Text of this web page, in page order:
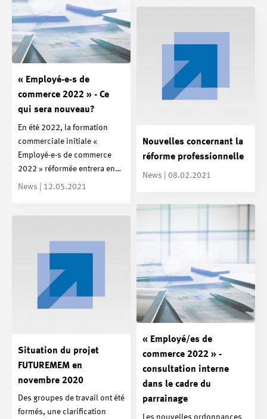
« Employé-e-s de
commerce 2022 » - Ce
qui sera nouveau?
En été 2022, la formation
commerciale initiale «
Employé-e-s de commerce
2022 » réformée entrera en…
News | 12.05.2021
Nouvelles concernant la
réforme professionnelle
News | 08.02.2021
« Employé/es de
commerce 2022 » -
consultation interne
dans le cadre du
parrainage
Les nouvelles ordonnances
Situation du projet
FUTUREMEM en
novembre 2020
Des groupes de travail ont été
formés, une clarification